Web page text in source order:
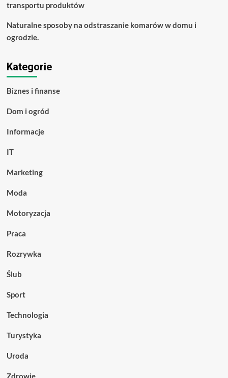
transportu produktów
Naturalne sposoby na odstraszanie komarów w domu i
ogrodzie.
Kategorie
Biznes i finanse
Dom i ogród
Informacje
IT
Marketing
Moda
Motoryzacja
Praca
Rozrywka
Ślub
Sport
Technologia
Turystyka
Uroda
Zdrowie